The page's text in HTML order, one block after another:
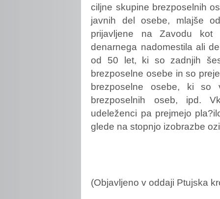
ciljne skupine brezposelnih
javnih del osebe, mlajše
prijavljene na Zavodu kot
denarnega nadomestila ali
od 50 let, ki so zadnjih
brezposelne osebe in so
brezposelne osebe, ki
brezposelnih oseb, ipd.
udeleženci pa prejmejo
glede na stopnjo izobrazbe
(Objavljeno v oddaji Ptujska